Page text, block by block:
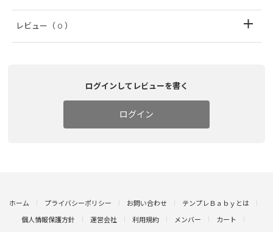
レビュー （ 0 ）
ログインしてレビューを書く
ログイン
ホーム プライバシーポリシー お問い合わせ テンプレＢａｂｙとは
個人情報保護方針 運営会社 利用規約 メンバー カート